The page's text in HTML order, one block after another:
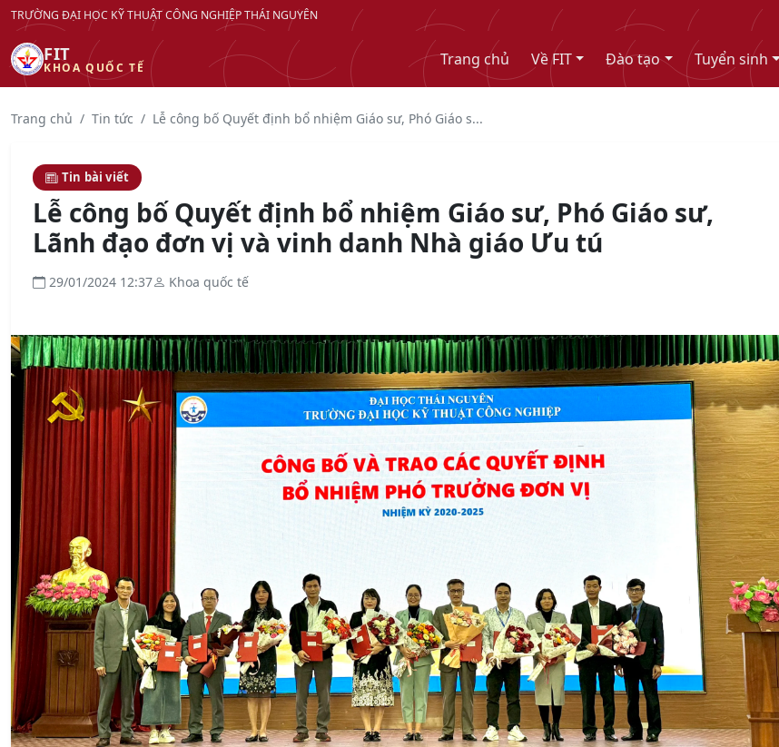
TRƯỜNG ĐẠI HỌC KỸ THUẬT CÔNG NGHIỆP THÁI NGUYÊN
FIT
KHOA QUỐC TẾ Trang chủ Về FIT Đào tạo Tuyển sinh
Trang chủ Tin tức Lễ công bố Quyết định bổ nhiệm Giáo sư, Phó Giáo s...
Tin bài viết
Lễ công bố Quyết định bổ nhiệm Giáo sư, Phó Giáo sư,
Lãnh đạo đơn vị và vinh danh Nhà giáo Ưu tú
29/01/2024 12:37 Khoa quốc tế